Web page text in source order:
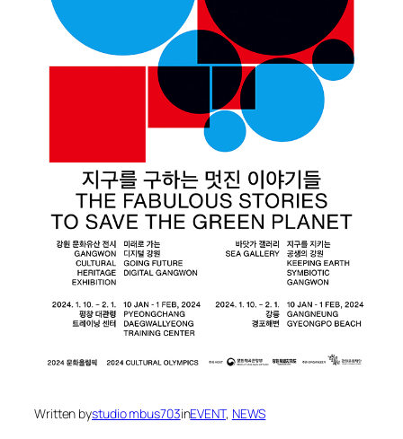
Written bystudio mbus703inEVENT, NEWS